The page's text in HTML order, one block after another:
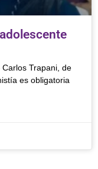
Trapani, de
es obligatoria